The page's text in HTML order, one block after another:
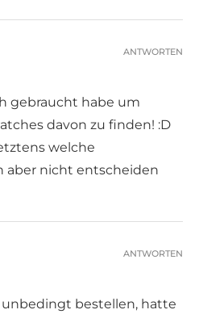
gebraucht habe um
davon zu finden! :D
welche
aber nicht entscheiden
ANTWORTEN
bestellen, hatte
ANTWORTEN